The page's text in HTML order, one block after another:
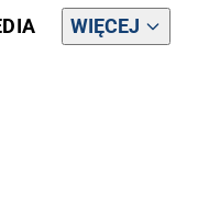
WIĘCEJ